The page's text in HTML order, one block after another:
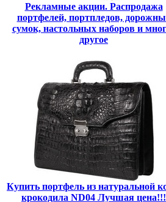
Рекламные акции. Распродажа
портфелей, портпледов,
сумок, настольных наборов и
другое
Купить портфель из натуральной
крокодила ND04 Лучшая цена!!!